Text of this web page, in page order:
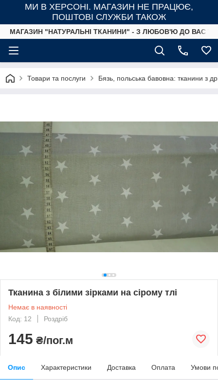
МИ В ХЕРСОНІ. МАГАЗИН НЕ ПРАЦЮЄ,
ПОШТОВІ СЛУЖБИ ТАКОЖ
МАГАЗИН "НАТУРАЛЬНІ ТКАНИНИ" - З ЛЮБОВ'Ю ДО ВАС
Товари та послуги Бязь, польська бавовна: тканини з
Тканина з білими зірками на сірому тлі
Немає в наявності
Код: 12
Роздріб
145 ₴/пог.м
Опис Характеристики Доставка Оплата Умови